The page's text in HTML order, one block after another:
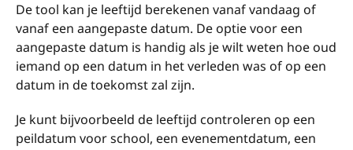
De tool kan je leeftijd berekenen vanaf vandaag of
vanaf een aangepaste datum. De optie voor een
aangepaste datum is handig als je wilt weten hoe oud
iemand op een datum in het verleden was of op een
datum in de toekomst zal zijn.
Je kunt bijvoorbeeld de leeftijd controleren op een
peildatum voor school, een evenementdatum, een